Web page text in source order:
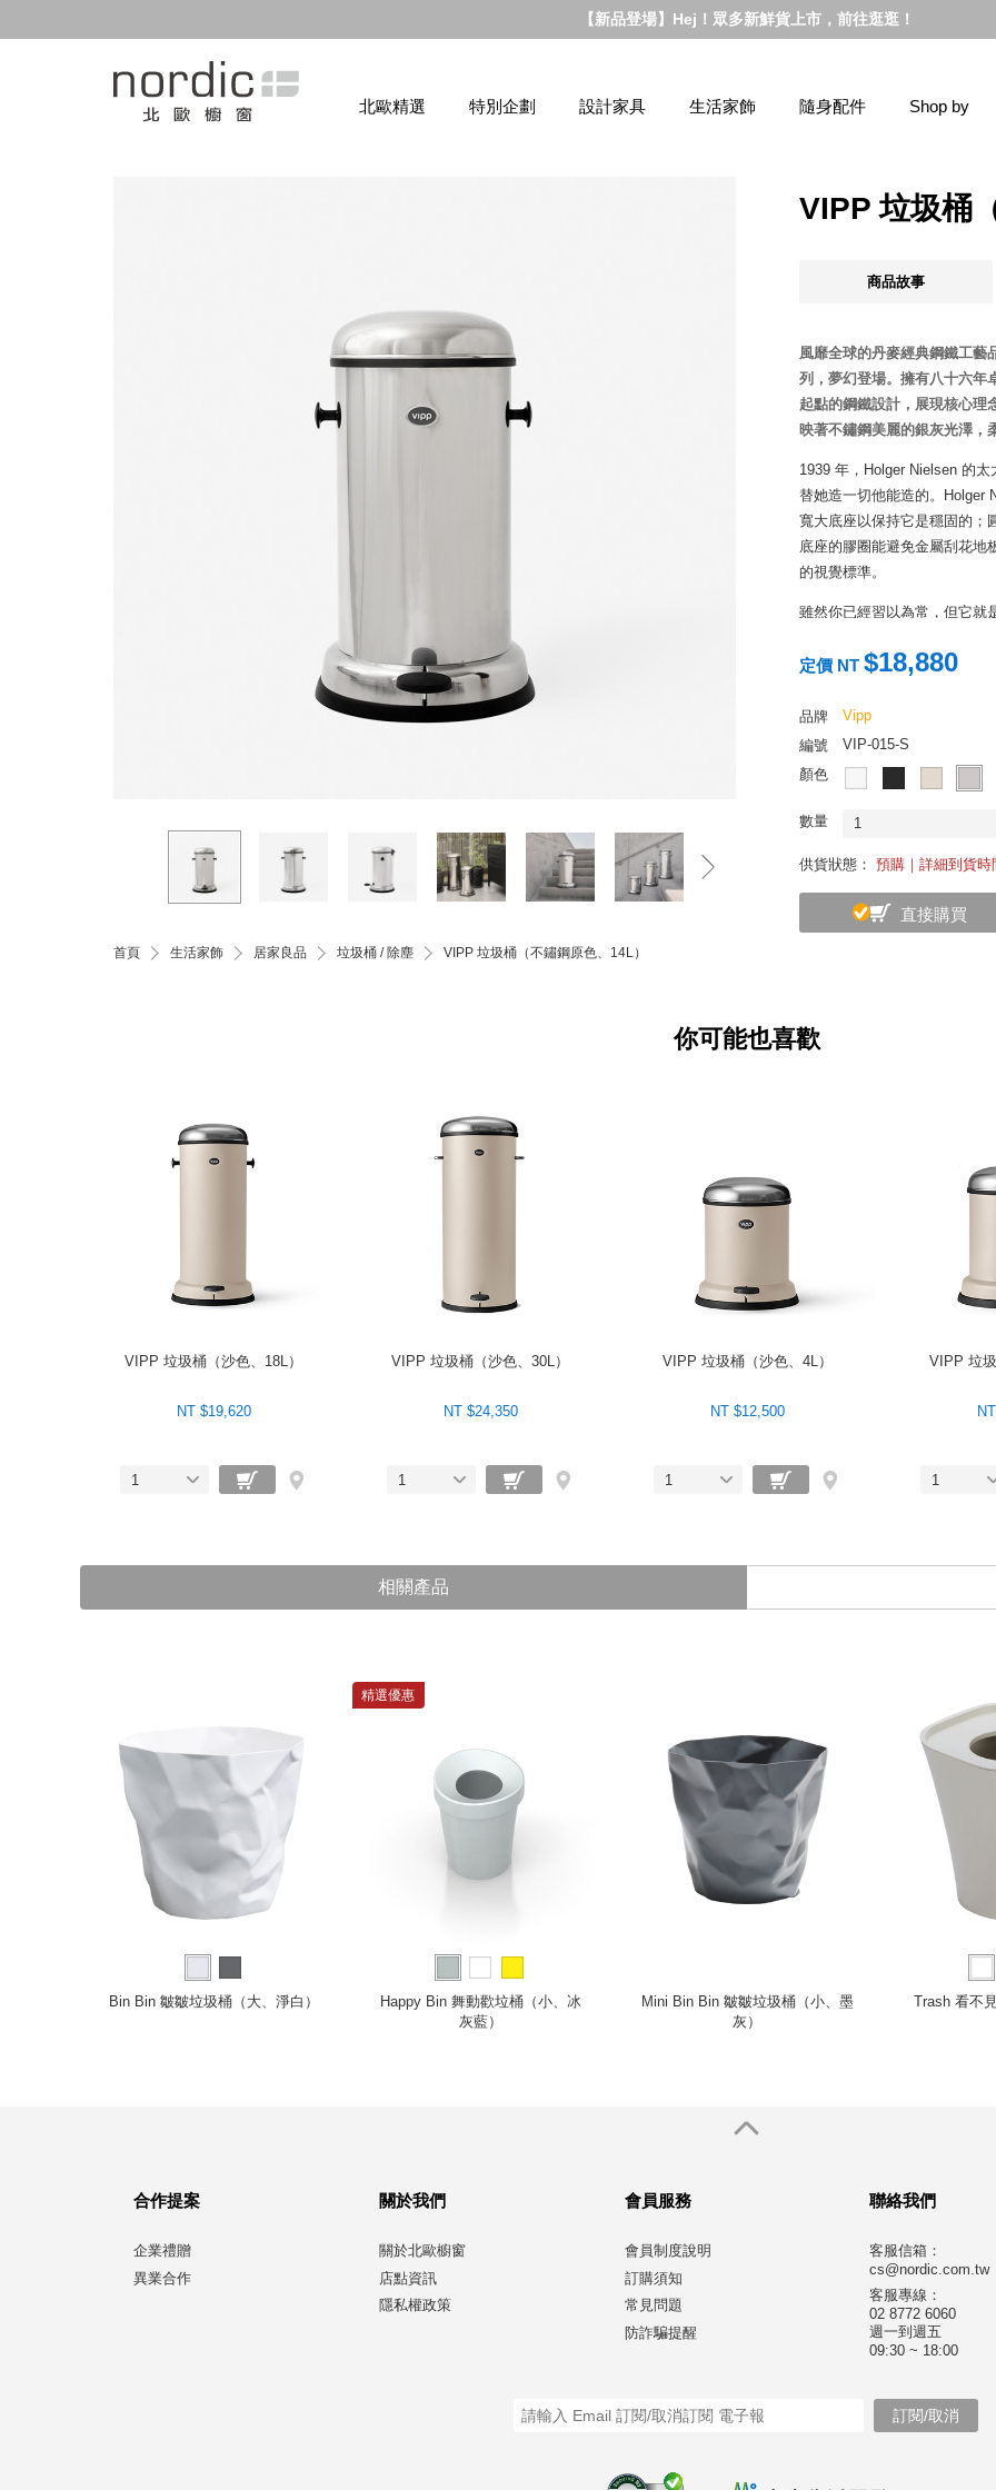
【新品登場】Hej！眾多新鮮貨上市，前往逛逛！
北歐精選 特別企劃 設計家具 生活家飾 隨身配件 Shop by
首頁 生活家飾 居家良品 垃圾桶 / 除塵 VIPP 垃圾桶（不鏽鋼原色、14L）
VIPP 垃圾桶
商品故事
風靡全球的丹麥經典鋼鐵工
列，夢幻登場。擁有八十六年
起點的鋼鐵設計，展現核心
映著不鏽鋼美麗的銀灰光澤，
1939 年，Holger Nielsen 的
替她造一切他能造的。Holger
寬大底座以保持它是穩固的；
底座的膠圈能避免金屬刮花地
的視覺標準。
雖然你已經習以為常，但它就
太太傾倒垃圾。桶邊外緣的膠
想不到，這些來做髮型的女士
為止，VIPP 垃圾桶也從一開
組裝的傳統。2009年，受
為了體貼家人，從功能上以最
藝經典。經測試可連續踩踏五
是拿回自己開設的診所使用的
它以表達對傳統工藝的尊敬與
定價 NT $18,880
品牌
Vipp
編號
VIP-015-S
顏色
數量 1
供貨狀態： 預購｜詳細到貨時
直接購買
你可能也喜歡
VIPP 垃圾桶（沙色、18L）
NT $19,620
1
VIPP 垃圾桶（沙色、30L）
NT $24,350
1
VIPP 垃圾桶（沙色、4L）
NT $12,500
1
VIPP 垃
1
相關產品
Bin Bin 皺皺垃圾桶（大、淨白）
精選優惠
Happy Bin 舞動歡垃桶（小、冰
灰藍）
Mini Bin Bin 皺皺垃圾桶（小、墨
灰）
Trash 看不
合作提案
企業禮贈
異業合作
關於我們
關於北歐櫥窗
店點資訊
隱私權政策
會員服務
會員制度說明
訂購須知
常見問題
防詐騙提醒
聯絡我們
客服信箱：
cs@nordic.com.tw
客服專線：
02 8772 6060
週一到週五
09:30 ~ 18:00